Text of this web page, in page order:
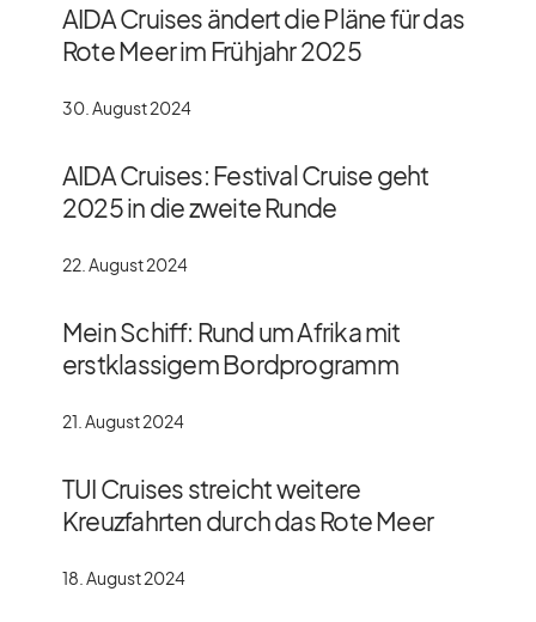
AIDA Cruises ändert die Pläne für das
Rote Meer im Frühjahr 2025
30. August 2024
AIDA Cruises: Festival Cruise geht
2025 in die zweite Runde
22. August 2024
Mein Schiff: Rund um Afrika mit
erstklassigem Bordprogramm
21. August 2024
TUI Cruises streicht weitere
Kreuzfahrten durch das Rote Meer
18. August 2024